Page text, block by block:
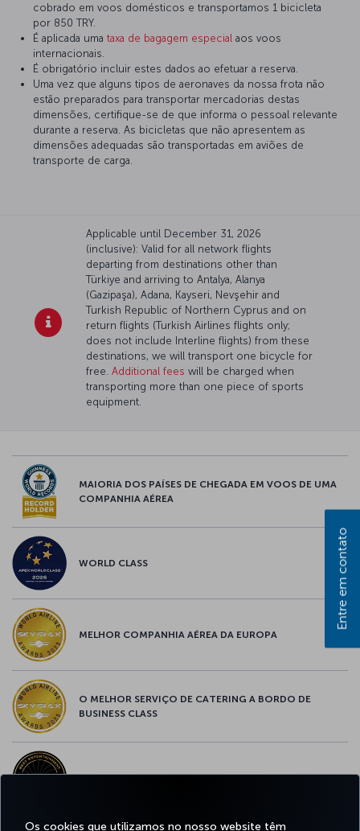
Os cookies que utilizamos no nosso website têm
cobrado em voos domésticos e transportamos 1 bicicleta
por 850 TRY.
É aplicada uma taxa de bagagem especial aos voos
internacionais.
É obrigatório incluir estes dados ao efetuar a reserva.
Uma vez que alguns tipos de aeronaves da nossa frota não
estão preparados para transportar mercadorias destas
dimensões, certifique-se de que informa o pessoal relevante
durante a reserva. As bicicletas que não apresentem as
dimensões adequadas são transportadas em aviões de
transporte de carga.
Applicable until December 31, 2026
(inclusive): Valid for all network flights
departing from destinations other than
Türkiye and arriving to Antalya, Alanya
(Gazipaşa), Adana, Kayseri, Nevşehir and
Turkish Republic of Northern Cyprus and on
return flights (Turkish Airlines flights only;
does not include Interline flights) from these
destinations, we will transport one bicycle for
free. Additional fees will be charged when
transporting more than one piece of sports
equipment.
MAIORIA DOS PAÍSES DE CHEGADA EM VOOS DE UMA
COMPANHIA AÉREA
WORLD CLASS
MELHOR COMPANHIA AÉREA DA EUROPA
O MELHOR SERVIÇO DE CATERING A BORDO DE
BUSINESS CLASS
MELHOR ENTRETENIMENTO DA EUROPA
Entre em contato